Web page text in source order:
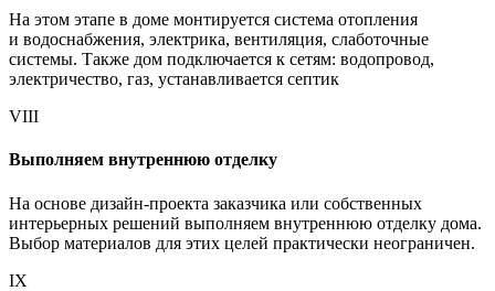
На этом этапе в доме монтируется система отопления
и водоснабжения, электрика, вентиляция, слаботочные
системы. Также дом подключается к сетям: водопровод,
электричество, газ, устанавливается септик
VIII
Выполняем внутреннюю отделку
На основе дизайн-проекта заказчика или собственных
интерьерных решений выполняем внутреннюю отделку дома.
Выбор материалов для этих целей практически неограничен.
IX